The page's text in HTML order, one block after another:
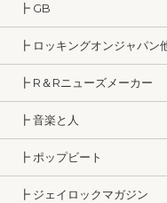
┣ GB
┣ ロッキングオンジャパン
┣ R＆Rニューズメーカー
┣ 音楽と人
┣ ポップビート
┣ ジェイロックマガジン